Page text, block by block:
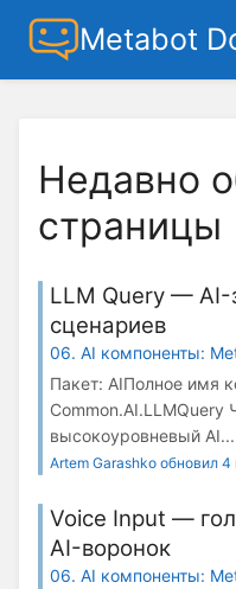
Metabot
Недавно
страницы
LLM Query — AI-
сценариев
06. AI компоненты:
Пакет: AIПолное имя
Common.AI.LLMQuery
высокоуровневый AI...
Artem Garashko обновил
Voice Input —
AI-воронок
06. AI компоненты: